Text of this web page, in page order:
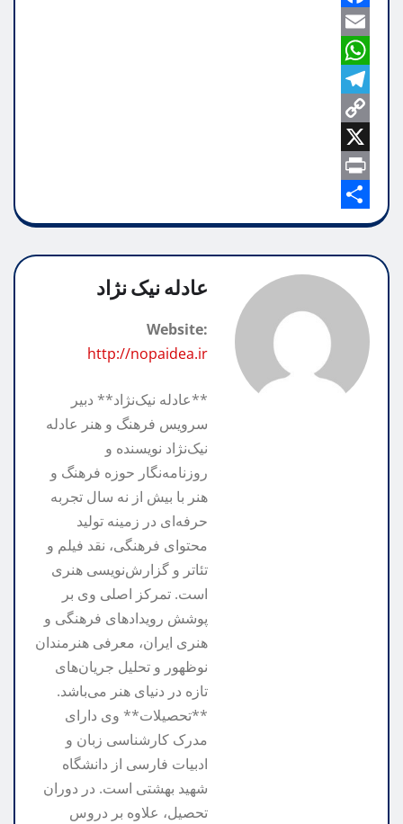
F
a
c
e
b
o
o
k
E
m
a
W
h
a
t
A
p
T
e
e
g
r
m
C
o
p
y
L
n
k
X
P
r
i
S
h
r
e
عادله نیک نژاد
Website:
http://nopaidea.ir
**عادله نیک‌نژاد** دبیر
سرویس فرهنگ و هنر عادله
نیک‌نژاد نویسنده و
روزنامه‌نگار حوزه فرهنگ و
هنر با بیش از نه سال تجربه
حرفه‌ای در زمینه تولید
محتوای فرهنگی، نقد فیلم و
تئاتر و گزارش‌نویسی هنری
است. تمرکز اصلی وی بر
پوشش رویدادهای فرهنگی و
هنری ایران، معرفی هنرمندان
نوظهور و تحلیل جریان‌های
تازه در دنیای هنر می‌باشد.
**تحصیلات** وی دارای
مدرک کارشناسی زبان و
ادبیات فارسی از دانشگاه
شهید بهشتی است. در دوران
تحصیل، علاوه بر دروس